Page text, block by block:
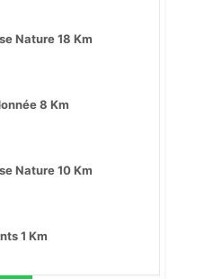
Nature 18 Km
8 Km
Nature 10 Km
1 Km